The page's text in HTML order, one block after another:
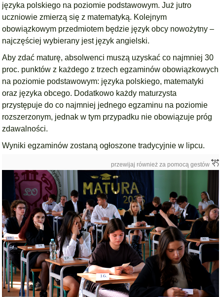
języka polskiego na poziomie podstawowym. Już jutro
uczniowie zmierzą się z matematyką. Kolejnym
obowiązkowym przedmiotem będzie język obcy nowożytny –
najczęściej wybierany jest język angielski.
Aby zdać maturę, absolwenci muszą uzyskać co najmniej 30
proc. punktów z każdego z trzech egzaminów obowiązkowych
na poziomie podstawowym: języka polskiego, matematyki
oraz języka obcego. Dodatkowo każdy maturzysta
przystępuje do co najmniej jednego egzaminu na poziomie
rozszerzonym, jednak w tym przypadku nie obowiązuje próg
zdawalności.
Wyniki egzaminów zostaną ogłoszone tradycyjnie w lipcu.
przewijaj również za pomocą gestów